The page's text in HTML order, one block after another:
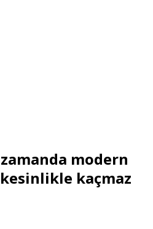
modern
kaçmaz